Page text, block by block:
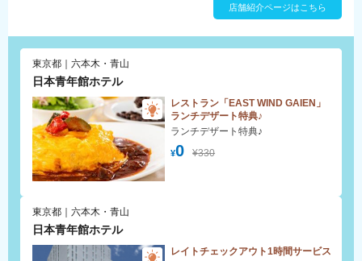
観光や 修学・教育旅行、スポーツ関連でのご宿泊な
店舗紹介ページはこちら
東京都｜六本木・青山
日本青年館ホテル
レストラン「EAST WIND GAIEN」
ランチデザート特典♪
¥0 ¥330
ランチデザート特典♪
東京都｜六本木・青山
日本青年館ホテル
レイトチェックアウト1時間サービス